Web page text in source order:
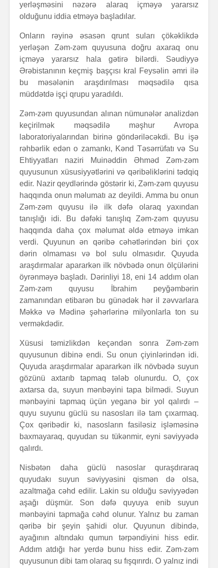
yerləşməsini nəzərə alaraq içməyə yararsız
olduğunu iddia etməyə başladılar.
Onların rəyinə əsasən qrunt suları çökəklikdə
yerləşən Zəm-zəm quyusuna doğru axaraq onu
içməyə yararsız hala gətirə bilərdi. Səudiyyə
Ərəbistanının keçmiş başçısı kral Feysəlin əmri ilə
bu məsələnin araşdırılması məqsədilə qısa
müddətdə işçi qrupu yaradıldı.
Zəm-zəm quyusundan alınan nümunələr analizdən
keçirilmək məqsədilə məşhur Avropa
laboratoriyalarından birinə göndəriləcəkdi. Bu işə
rəhbərlik edən o zamankı, Kənd Təsərrüfatı və Su
Ehtiyyatları naziri Muinəddin Əhməd Zəm-zəm
quyusunun xüsusiyyətlərini və qəribəliklərini tədqiq
edir. Nazir qeydlərində göstərir ki, Zəm-zəm quyusu
haqqında onun məlumatı az deyildi. Amma bu onun
Zəm-zəm quyusu ilə ilk dəfə olaraq yaxından
tanışlığı idi. Bu dəfəki tanışlıq Zəm-zəm quyusu
haqqında daha çox məlumat əldə etməyə imkan
verdi. Quyunun ən qəribə cəhətlərindən biri çox
dərin olmaması və bol sulu olmasıdır. Quyuda
araşdırmalar apararkən ilk növbədə onun ölçülərini
öyrənməyə başladı. Dərinliyi 18, eni 14 addım olan
Zəm-zəm quyusu İbrahim peyğəmbərin
zamanından etibarən bu günədək hər il zəvvarlara
Məkkə və Mədinə şəhərlərinə milyonlarla ton su
verməkdədir.
Xüsusi təmizlikdən keçəndən sonra Zəm-zəm
quyusunun dibinə endi. Su onun çiyinlərindən idi.
Quyuda araşdırmalar apararkən ilk növbədə suyun
gözünü axtarıb tapmaq tələb olunurdu. O, çox
axtarsa da, suyun mənbəyini tapa bilmədi. Suyun
mənbəyini tapmaq üçün yeganə bir yol qalırdı –
quyu suyunu güclü su nasosları ilə tam çıxarmaq.
Çox qəribədir ki, nasosların fasiləsiz işləməsinə
baxmayaraq, quyudan su tükənmir, eyni səviyyədə
qalırdı.
Nisbətən daha güclü nasoslar quraşdıraraq
quyudakı suyun səviyyəsini qismən də olsa,
azaltmağa cəhd edilir. Lakin su olduğu səviyyədən
aşağı düşmür. Son dəfə quyuya enib suyun
mənbəyini tapmağa cəhd olunur. Yalnız bu zaman
qəribə bir şeyin şahidi olur. Quyunun dibində,
ayağının altındakı qumun tərpəndiyini hiss edir.
Addım atdığı hər yerdə bunu hiss edir. Zəm-zəm
quyusunun dibi tam olaraq su fışqırırdı. O yalnız indi